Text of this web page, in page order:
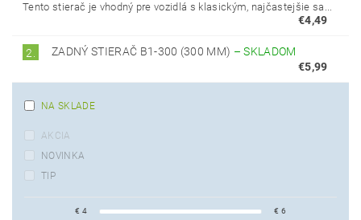
Tento stierač je vhodný pre vozidlá s klasickým, najčastejšie sa...
€4,49
2. ZADNÝ STIERAČ B1-300 (300 MM) –SKLADOM
€5,99
NA SKLADE
AKCIA
NOVINKA
TIP
€ 4 € 6